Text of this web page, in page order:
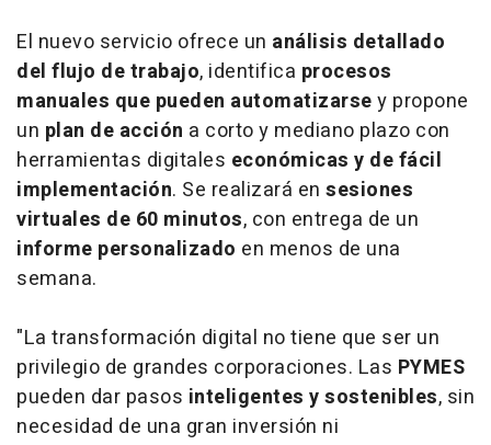
El nuevo servicio ofrece un análisis detallado
del flujo de trabajo, identifica procesos
manuales que pueden automatizarsey propone
un plan de acción a corto y mediano plazo con
herramientas digitales económicas y de fácil
implementación. Se realizará en sesiones
virtuales de 60 minutos, con entrega de un
informe personalizado en menos de una
semana.
"La transformación digital no tiene que ser un
privilegio de grandes corporaciones. Las PYMES
pueden dar pasos inteligentes y sostenibles, sin
necesidad de una gran inversión ni